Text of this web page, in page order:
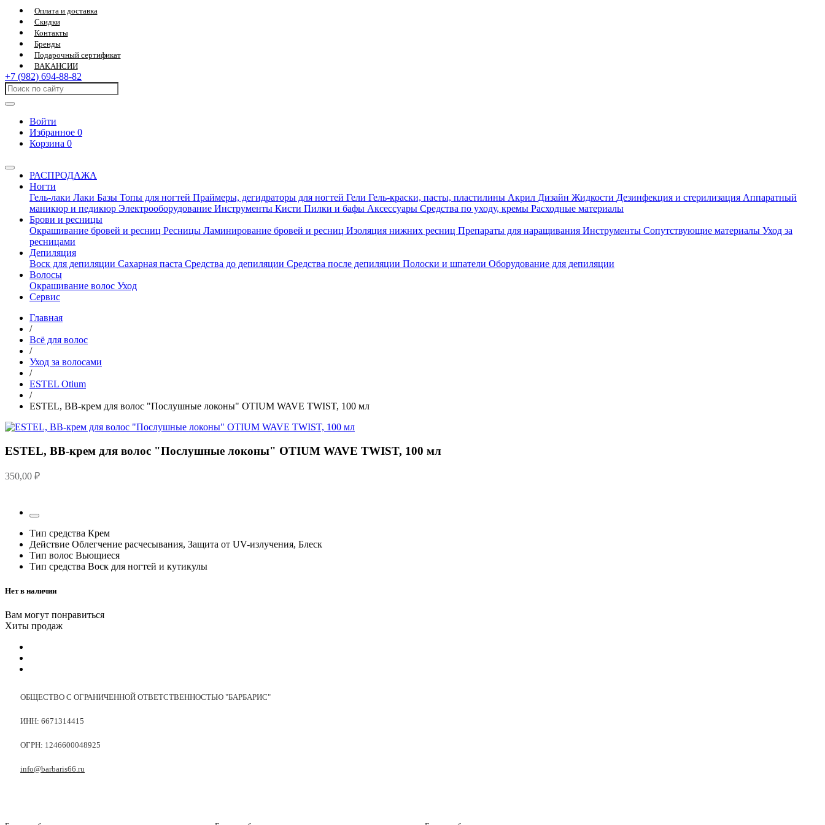
Оплата и доставка
Скидки
Контакты
Бренды
Подарочный сертификат
ВАКАНСИИ
+7 (982) 694-88-82
Войти
Избранное 0
Корзина 0
РАСПРОДАЖА
Ногти
Гель-лаки Лаки Базы Топы для ногтей Праймеры, дегидраторы для ногтей Гели Гель-краски, пасты, пластилины Акрил Дизайн Жидкости Дезинфекция и стерилизация Аппаратный
маникюр и педикюр Электрооборудование Инструменты Кисти Пилки и бафы Аксессуары Средства по уходу, кремы Расходные материалы
Брови и ресницы
Окрашивание бровей и ресниц Ресницы Ламинирование бровей и ресниц Изоляция нижних ресниц Препараты для наращивания Инструменты Сопутствующие материалы Уход за
ресницами
Депиляция
Воск для депиляции Сахарная паста Средства до депиляции Средства после депиляции Полоски и шпатели Оборудование для депиляции
Волосы
Окрашивание волос Уход
Сервис
Главная
/
Всё для волос
/
Уход за волосами
/
ESTEL Otium
/
ESTEL, ВВ-крем для волос "Послушные локоны" OTIUM WAVE TWIST, 100 мл
ESTEL, ВВ-крем для волос "Послушные локоны" OTIUM WAVE TWIST, 100 мл
350,00 ₽
Тип средства Крем
Действие Облегчение расчесывания, Защита от UV-излучения, Блеск
Тип волос Вьющиеся
Тип средства Воск для ногтей и кутикулы
Нет в наличии
Вам могут понравиться
Хиты продаж
ОБЩЕСТВО С ОГРАНИЧЕННОЙ ОТВЕТСТВЕННОСТЬЮ "БАРБАРИС"
ИНН: 6671314415
ОГРН: 1246600048925
info@barbaris66.ru